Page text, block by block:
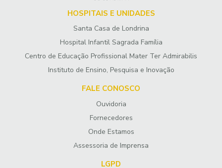
HOSPITAIS E UNIDADES
Santa Casa de Londrina
Hospital Infantil Sagrada Família
Centro de Educação Profissional Mater Ter Admirabilis
Instituto de Ensino, Pesquisa e Inovação
FALE CONOSCO
Ouvidoria
Fornecedores
Onde Estamos
Assessoria de Imprensa
LGPD